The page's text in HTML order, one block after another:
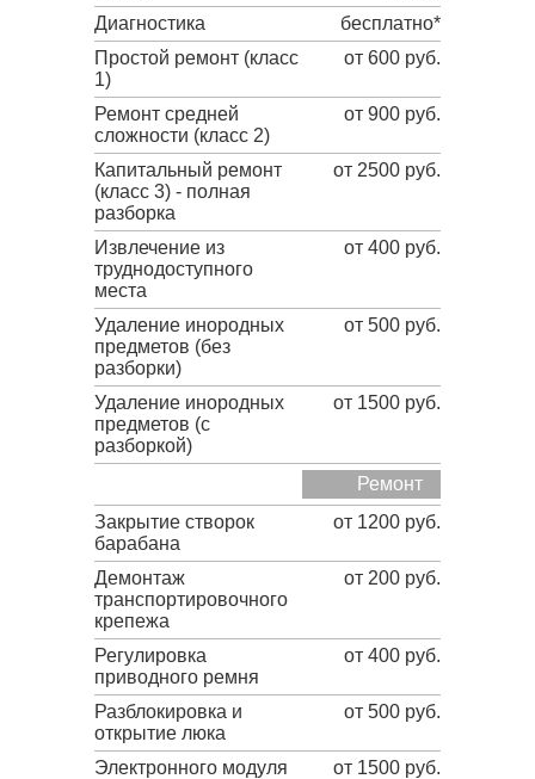
Диагностика
бесплатно*
Простой ремонт (класс
1)
от 600 руб.
Ремонт средней
сложности (класс 2)
от 900 руб.
Капитальный ремонт
(класс 3) - полная
разборка
от 2500 руб.
Извлечение из
труднодоступного
места
от 400 руб.
Удаление инородных
предметов (без
разборки)
от 500 руб.
Удаление инородных
предметов (с
разборкой)
от 1500 руб.
Ремонт
Закрытие створок
барабана
от 1200 руб.
Демонтаж
транспортировочного
крепежа
от 200 руб.
Регулировка
приводного ремня
от 400 руб.
Разблокировка и
открытие люка
от 500 руб.
Электронного модуля
от 1500 руб.